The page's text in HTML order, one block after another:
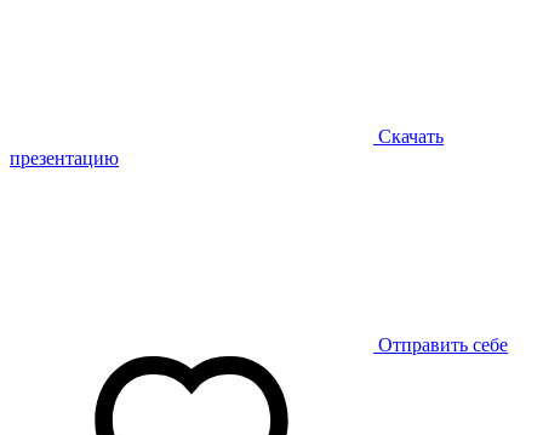
Скачать
презентацию
Отправить себе